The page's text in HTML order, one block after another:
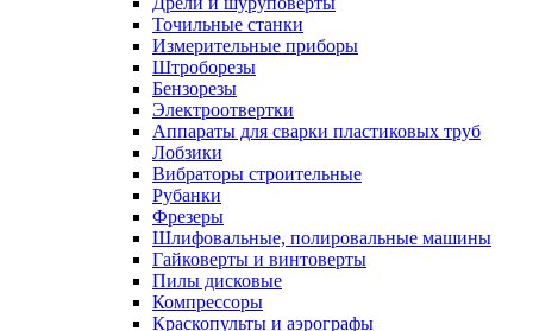
Точильные станки
Измерительные приборы
Штроборезы
Бензорезы
Электроотвертки
Аппараты для сварки пластиковых труб
Лобзики
Вибраторы строительные
Рубанки
Фрезеры
Шлифовальные, полировальные машины
Гайковерты и винтоверты
Пилы дисковые
Компрессоры
Краскопульты и аэрографы